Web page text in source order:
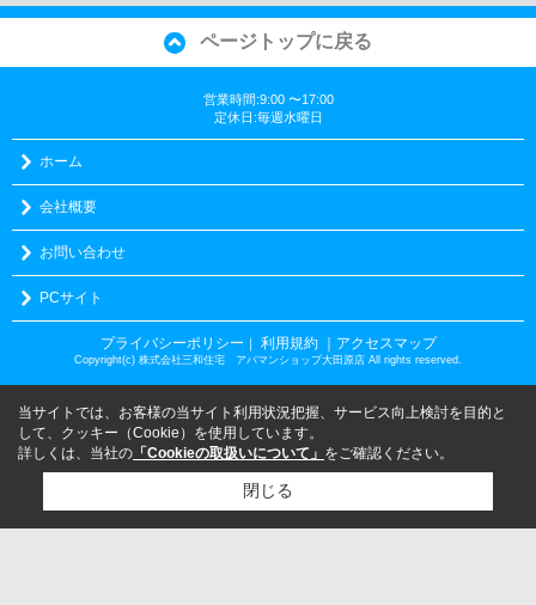
ページトップに戻る
営業時間:9:00 〜17:00
定休日:毎週水曜日
ホーム
会社概要
お問い合わせ
PCサイト
プライバシーポリシー ｜ 利用規約 ｜アクセスマップ
Copyright(c) 株式会社三和住宅 アパマンショップ大田原店 All rights reserved.
当サイトでは、お客様の当サイト利用状況把握、サービス向上検討を目的と
して、クッキー（Cookie）を使用しています。
詳しくは、当社の 「Cookieの取扱いについて」 をご確認ください。
閉じる